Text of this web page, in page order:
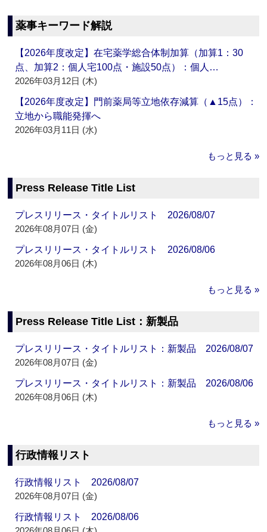
薬事キーワード解説
【2026年度改定】在宅薬学総合体制加算（加算1：30
点、加算2：個人宅100点・施設50点）：個人…
2026年03月12日 (木)
【2026年度改定】門前薬局等立地依存減算（▲15点）：
立地から職能発揮へ
2026年03月11日 (水)
もっと見る »
Press Release Title List
プレスリリース・タイトルリスト 2026/08/07
2026年08月07日 (金)
プレスリリース・タイトルリスト 2026/08/06
2026年08月06日 (木)
もっと見る »
Press Release Title List：新製品
プレスリリース・タイトルリスト：新製品 2026/08/07
2026年08月07日 (金)
プレスリリース・タイトルリスト：新製品 2026/08/06
2026年08月06日 (木)
もっと見る »
行政情報リスト
行政情報リスト 2026/08/07
2026年08月07日 (金)
行政情報リスト 2026/08/06